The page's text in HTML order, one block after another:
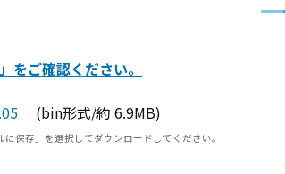
をご確認ください。
(bin形式/約 6.9MB)
保存」を選択してダウンロードしてください。